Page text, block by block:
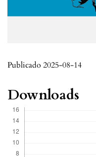
Publicado 2025-08-14
Downloads